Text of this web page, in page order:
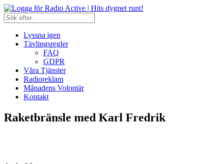
Lyssna igen
Tävlingsregler
FAQ
GDPR
Våra Tjänster
Radioreklam
Månadens Volontär
Kontakt
Raketbränsle med Karl Fredrik